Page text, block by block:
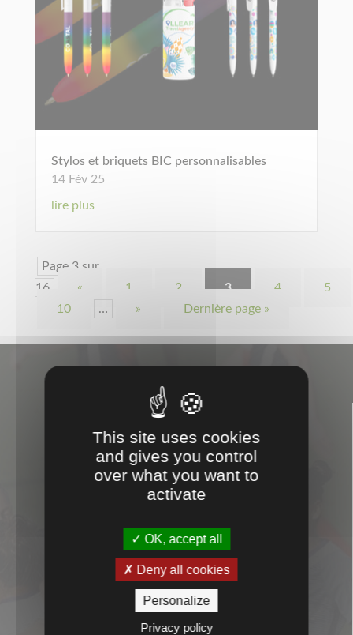
Stylos et briquets BIC personnalisables
14 Fév 25
lire plus
Page 3 sur
16
« 1 2 3 4
5
10
… » Dernière page »


This site uses cookies
and gives you control
over what you want to
activate
OK, accept all
Deny all cookies
Personalize
Privacy policy